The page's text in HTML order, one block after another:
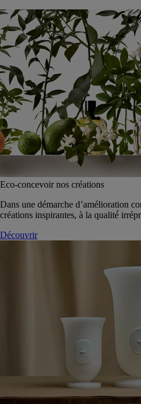
Eco-concevoir nos créations
Dans une démarche d’amélioration
créations inspirantes, à la qualité́
Découvrir